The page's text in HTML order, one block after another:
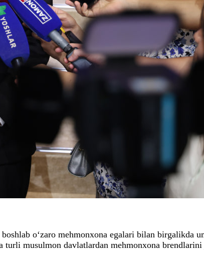
o‘zaro mehmonxona egalari bilan birgalikda
musulmon davlatlardan mehmonxona